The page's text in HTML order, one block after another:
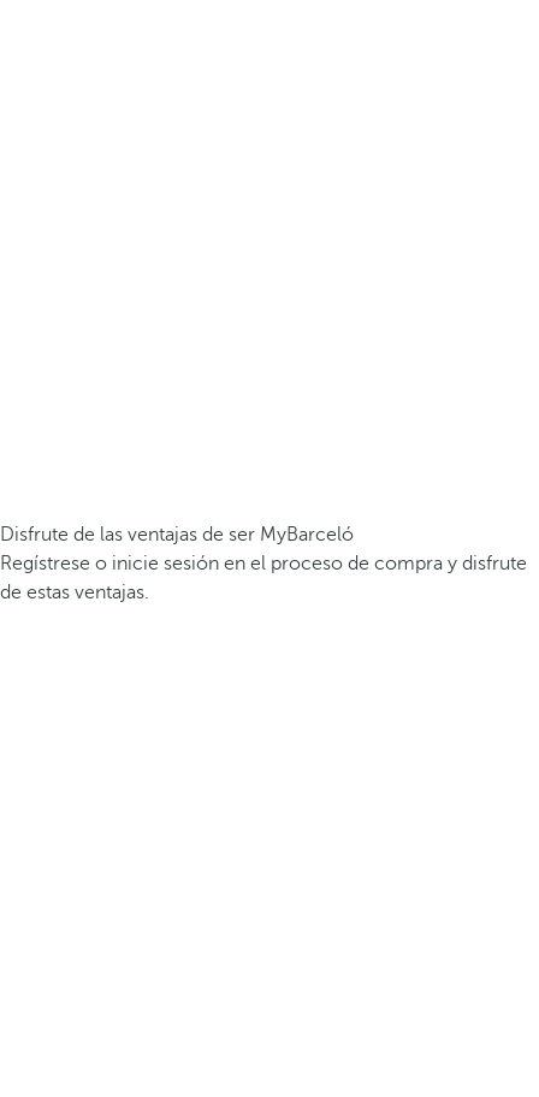
Disfrute de las ventajas de ser MyBarceló
Regístrese o inicie sesión en el proceso de compra y disfrute
de estas ventajas.